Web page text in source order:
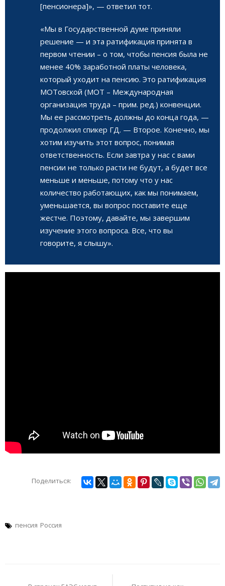
[пенсионера]», — ответил тот.
«Мы в Государственной думе приняли
решение — и эта ратификация принята в
первом чтении – о том, чтобы пенсия была не
менее 40% заработной платы человека,
который уходит на пенсию. Это ратификация
МОТовской (МОТ – Международная
организация труда – прим. ред.) конвенции.
Мы ее рассмотреть должны до конца года, —
продолжил спикер ГД. — Второе. Конечно, мы
хотим изучить этот вопрос, понимая
ответственность. Если завтра у нас с вами
пенсии не только расти не будут, а будет все
меньше и меньше, потому что у нас
количество работающих, как мы понимаем,
уменьшается, вы вопрос поставите еще
жестче. Поэтому, давайте, мы завершим
изучение этого вопроса. Все, что вы
говорите, я слышу».
Поделиться:
пенсия Россия